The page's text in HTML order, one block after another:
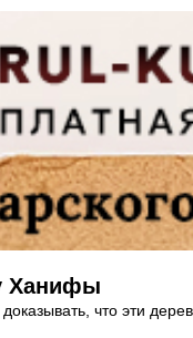
Ханифы
что эти